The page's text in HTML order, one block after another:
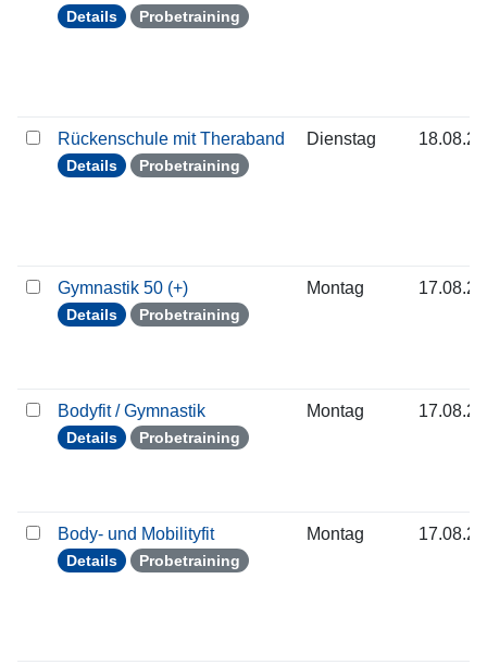
Details Probetraining
Rückenschule mit Theraband
Details Probetraining
Dienstag
Gymnastik 50 (+)
Details Probetraining
Montag
Bodyfit / Gymnastik
Details Probetraining
Montag
Body- und Mobilityfit
Details Probetraining
Montag